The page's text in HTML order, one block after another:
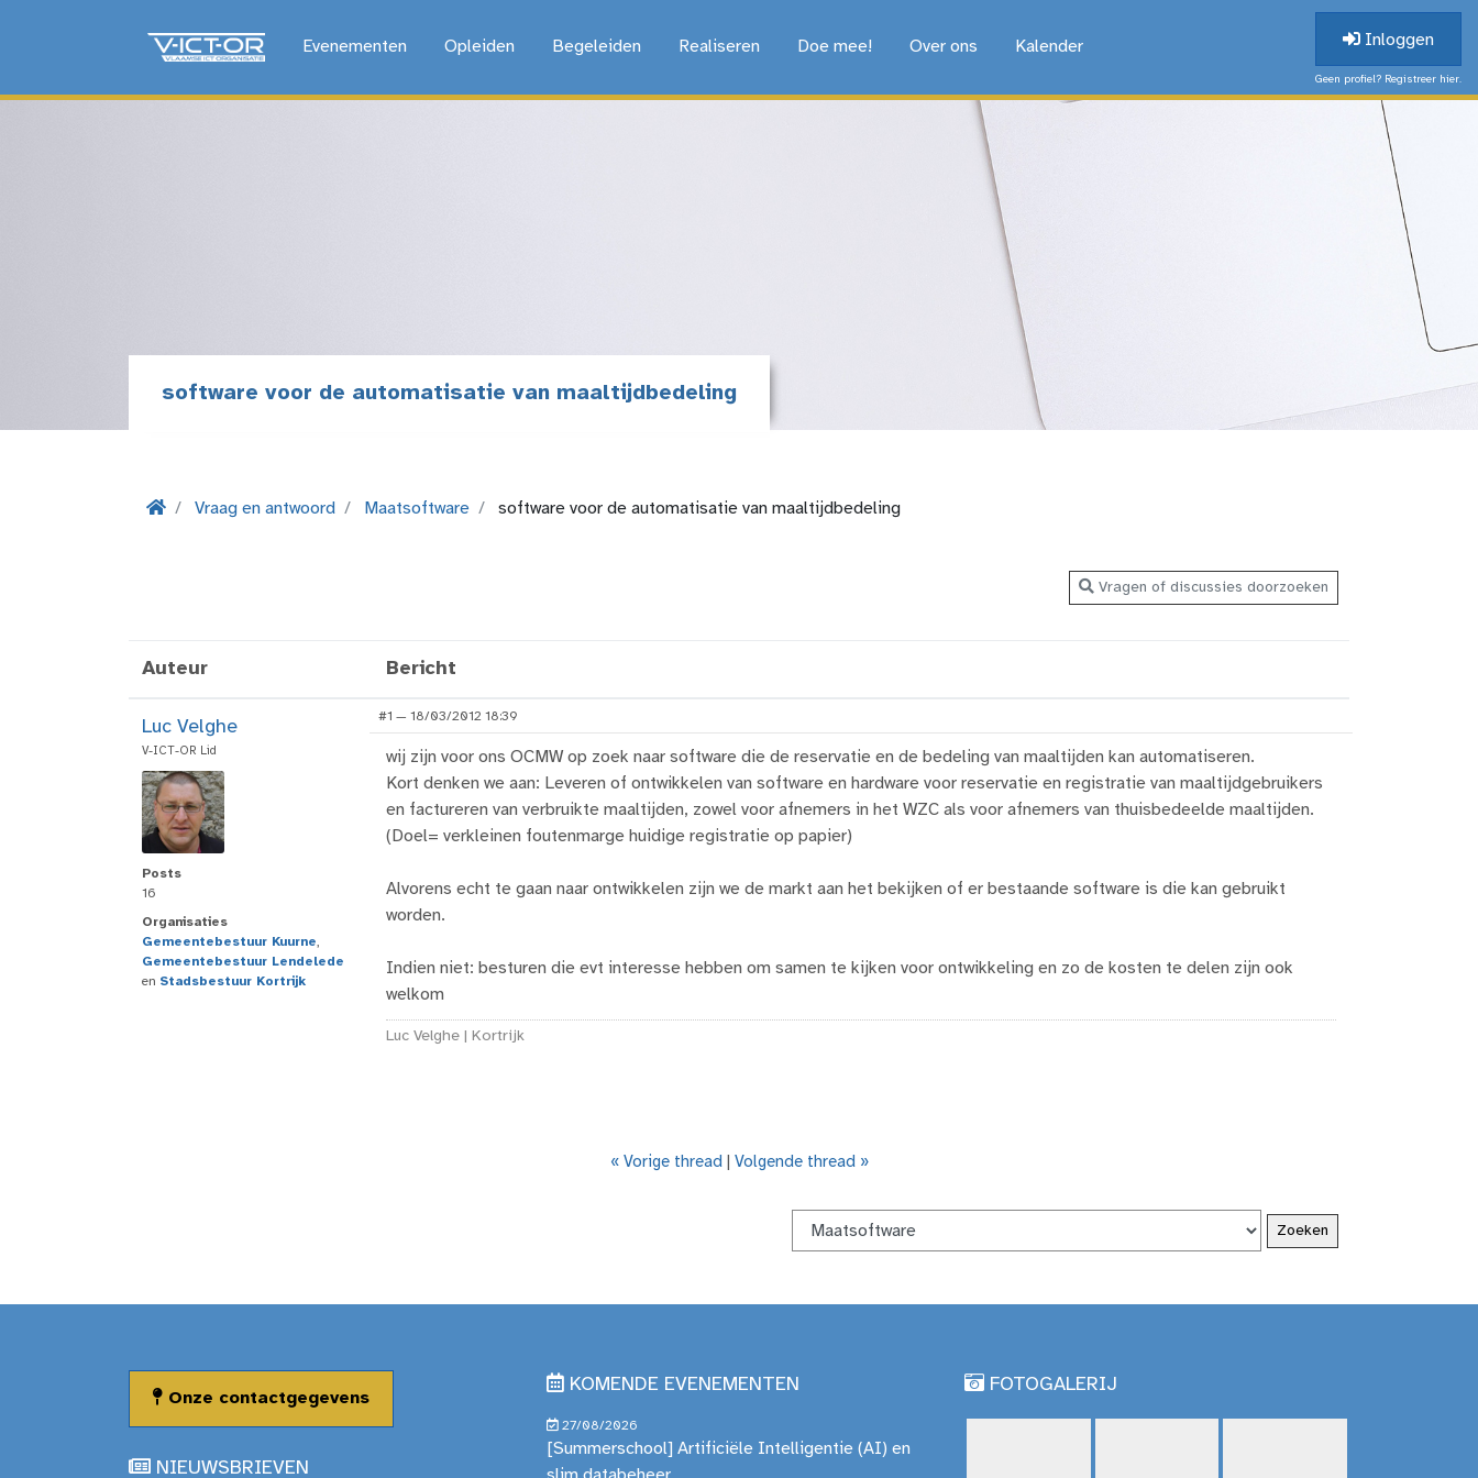
Evenementen Opleiden Begeleiden Realiseren Doe mee! Over ons Kalender Inloggen
Geen profiel? Registreer hier.
software voor de automatisatie van maaltijdbedeling
Vraag en antwoord Maatsoftware software voor de automatisatie van maaltijdbedeling
Vragen of discussies doorzoeken
Auteur Bericht
Luc Velghe
V-ICT-OR Lid
Posts
16
Organisaties
Gemeentebestuur Kuurne,
Gemeentebestuur Lendelede
en Stadsbestuur Kortrijk
#1 — 18/03/2012 18:39
wij zijn voor ons OCMW op zoek naar software die de reservatie en de bedeling van maaltijden kan automatiseren.
Kort denken we aan: Leveren of ontwikkelen van software en hardware voor reservatie en registratie van maaltijdgebruikers
en factureren van verbruikte maaltijden, zowel voor afnemers in het WZC als voor afnemers van thuisbedeelde maaltijden.
(Doel= verkleinen foutenmarge huidige registratie op papier)
Alvorens echt te gaan naar ontwikkelen zijn we de markt aan het bekijken of er bestaande software is die kan gebruikt
worden.
Indien niet: besturen die evt interesse hebben om samen te kijken voor ontwikkeling en zo de kosten te delen zijn ook
welkom
Luc Velghe | Kortrijk
« Vorige thread| Volgende thread »
Onze contactgegevens
NIEUWSBRIEVEN
KOMENDE EVENEMENTEN
27/08/2026
[Summerschool] Artificiële Intelligentie (AI) en
FOTOGALERIJ